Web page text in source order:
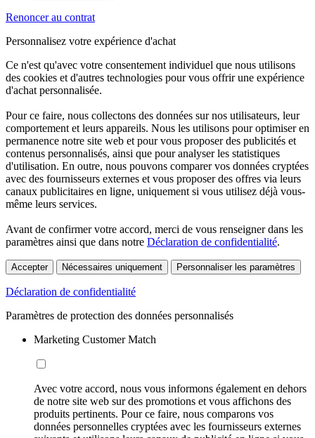
Renoncer au contrat
Personnalisez votre expérience d'achat
Ce n'est qu'avec votre consentement individuel que nous utilisons
des cookies et d'autres technologies pour vous offrir une expérience
d'achat personnalisée.
Pour ce faire, nous collectons des données sur nos utilisateurs, leur
comportement et leurs appareils. Nous les utilisons pour optimiser en
permanence notre site web et pour vous proposer des publicités et
contenus personnalisés, ainsi que pour analyser les statistiques
d'utilisation. En outre, nous pouvons comparer vos données cryptées
avec des fournisseurs externes et vous proposer des offres via leurs
canaux publicitaires en ligne, uniquement si vous utilisez déjà vous-
même leurs services.
Avant de confirmer votre accord, merci de vous renseigner dans les
paramètres ainsi que dans notre Déclaration de confidentialité.
Accepter Nécessaires uniquement Personnaliser les paramètres
Déclaration de confidentialité
Paramètres de protection des données personnalisés
Marketing Customer Match
Avec votre accord, nous vous informons également en dehors
de notre site web sur des promotions et vous affichons des
produits pertinents. Pour ce faire, nous comparons vos
données personnelles cryptées avec les fournisseurs externes